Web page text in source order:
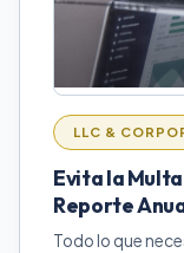
LLC &
Evita la
Reporte
Todo lo que